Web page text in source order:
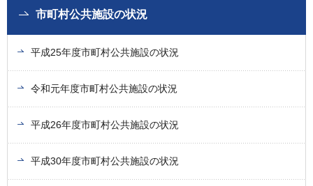
市町村公共施設の状況
平成25年度市町村公共施設の状況
令和元年度市町村公共施設の状況
平成26年度市町村公共施設の状況
平成30年度市町村公共施設の状況